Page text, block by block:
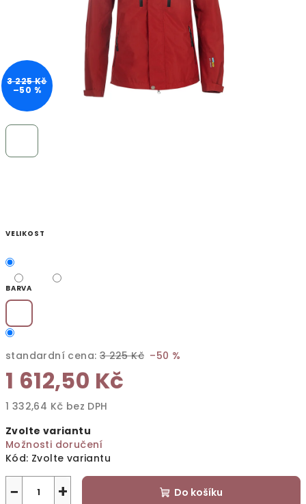
VELIKOST
BARVA
standardní cena: 3 225 Kč –50 %
1 612,50 Kč
1 332,64 Kč bez DPH
cena:
Zvolte variantu
Možnosti doručení
Kód: Zvolte variantu
+
− Do košíku
3 225 Kč
–50 %